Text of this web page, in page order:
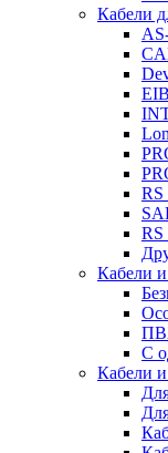
Кабели
EIB
RS
Кабели
С
Кабели